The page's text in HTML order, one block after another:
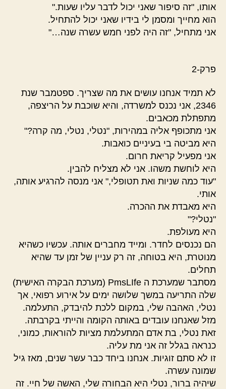
אותו, "זה סיפור שאני יכול לדבר עליו שעות."
הוא מחייך ומסמן לי בידיו שאני יכול להתחיל.
אני מתחיל, "זה היה לפני חמש עשרה שנה…"
פרק-2
לא תמיד אנחנו עושים את מה שצריך. ספטמבר שנת
2346, אני נכנס למשרדה, והיא שוכבת על הריצפה,
מתפתלת מכאבים.
אני מתכופף אליה במהירות, "נטלי, נטלי, מה קרה?"
היא מביטה בי בעיניים כואבות.
אני מפעיל קריאת חרום.
היא לוחשת משהו. אני לא מצליח להבין.
"עוד כמה שניות ואת תטופלי," אני מנסה להרגיע אותה,
אותי.
היא מאבדת את ההכרה.
"נטלי?"
היא מעולפת.
הם נכנסים לחדר. ומייד מחברים אותה. עכשיו כשהיא
מנוטרת, היא בטוחה, זה רק עניין של זמן עד שהיא
תחלים.
מסתבר שמערכת ה PmsLIfe (מערכת הבקרה האישית)
שלה התריעה במשך שלושה ימים על אירוע רפואי, אך
נטלי, האהבה שלי, במקום ללכת להיבדק, התעלמה.
מזל שאנחנו עובדים באותה הקומה והייתי בקרבתה.
זאת נטלי, בת אדם המתעלמת מציות להוראות, כמוני,
כנראה בגלל זה אני מת עליה.
זו לא סתם זוגיות. אנחנו ביחד כבר עשר שנים, מאז גיל
שמונה עשרה.
שיהיה ברור, נטלי היא הבחורה שלי, האשה של חיי. זה